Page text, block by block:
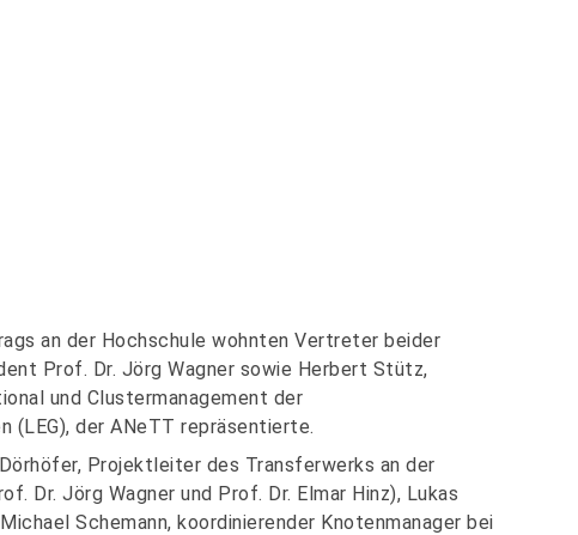
an der Hochschule wohnten Vertreter beider
Prof. Dr. Jörg Wagner sowie Herbert Stütz,
und Clustermanagement der
(LEG), der ANeTT repräsentierte.
Projektleiter des Transferwerks an der
Dr. Jörg Wagner und Prof. Dr. Elmar Hinz), Lukas
Schemann, koordinierender Knotenmanager bei